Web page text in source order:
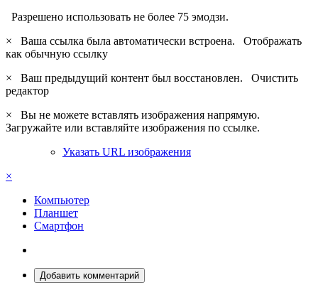
Разрешено использовать не более 75 эмодзи.
×
Ваша ссылка была автоматически встроена. Отображать
как обычную ссылку
×
Ваш предыдущий контент был восстановлен. Очистить
редактор
×
Вы не можете вставлять изображения напрямую.
Загружайте или вставляйте изображения по ссылке.
Указать URL изображения
×
Компьютер
Планшет
Смартфон
Добавить комментарий